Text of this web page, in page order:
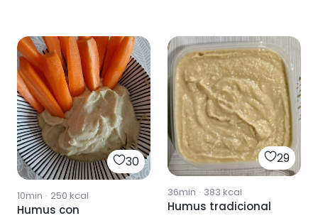
30
10min · 250 kcal
Humus con
29
36min · 383 kcal
Humus tradicional